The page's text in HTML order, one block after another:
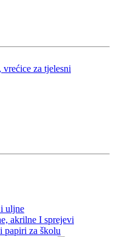
za tjelesni
i uljne
akrilne I sprejevi
papiri za školu